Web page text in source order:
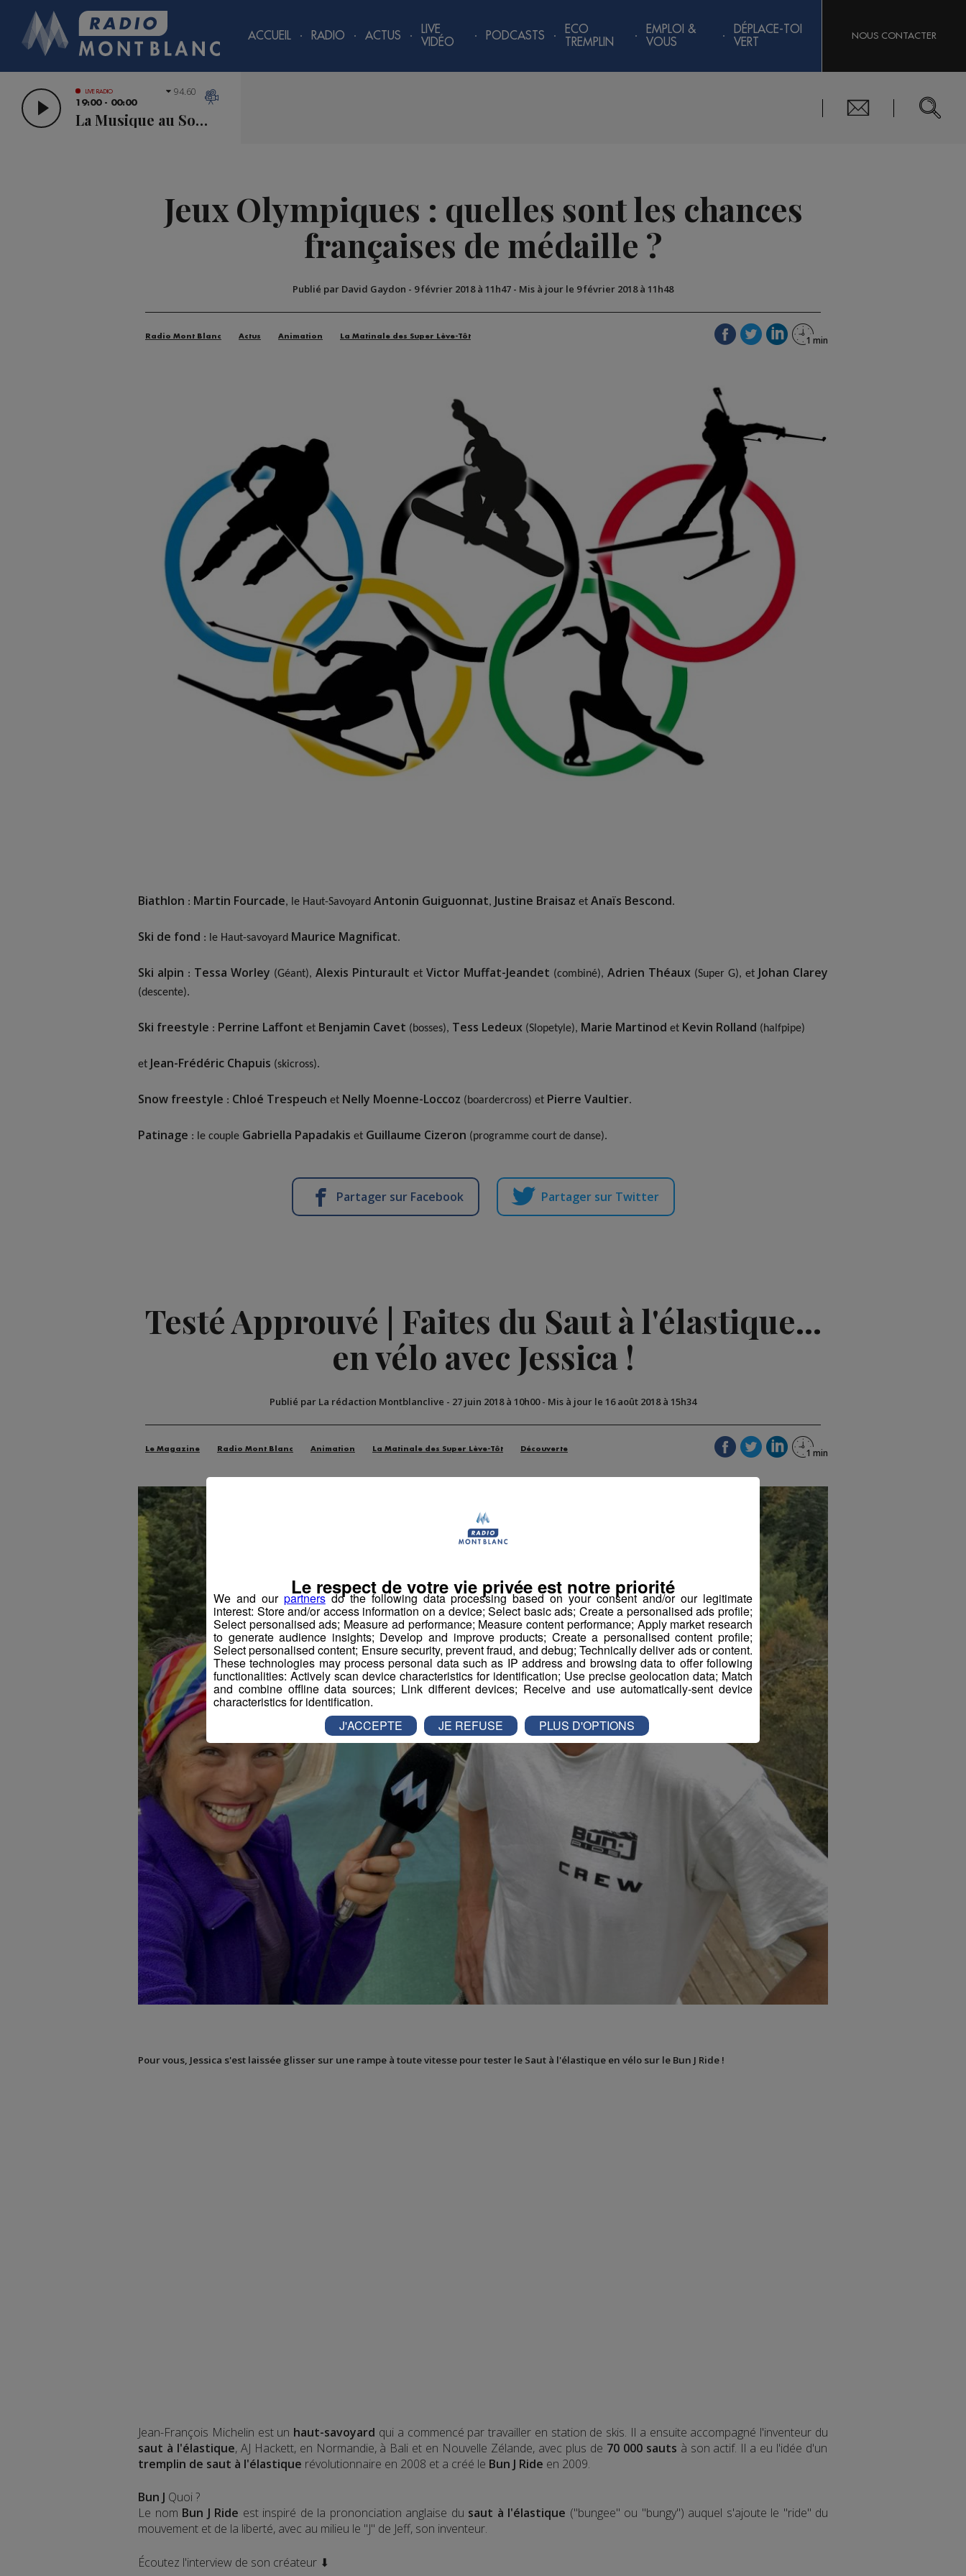
ACCUEIL RADIO ACTUS
LIVE
VIDÉO
PODCASTS
ECO
TREMPLIN
EMPLOI &
VOUS
DÉPLACE-TOI
VERT
NOUS CONTACTER
LIVE RADIO
19:00 - 00:00
La Musique au Sommet
94.60
Jeux Olympiques : quelles sont les chances
françaises de médaille ?
Publié par David Gaydon - 9 février 2018 à 11h47 - Mis à jour le 9 février 2018 à 11h48
Radio Mont Blanc Actus Animation La Matinale des Super Lève-Tôt
Biathlon : Martin Fourcade, le Haut-Savoyard Antonin Guiguonnat, Justine Braisaz et Anaïs Bescond.
Ski de fond : le Haut-savoyard Maurice Magnificat.
Ski alpin : Tessa Worley (Géant), Alexis Pinturault et Victor Muffat-Jeandet (combiné), Adrien Théaux (Super G), et Johan Clarey
(descente).
Ski freestyle : Perrine Laffont et Benjamin Cavet (bosses), Tess Ledeux (Slopetyle), Marie Martinod et Kevin Rolland (halfpipe)
et Jean-Frédéric Chapuis (skicross).
Snow freestyle : Chloé Trespeuch et Nelly Moenne-Loccoz (boardercross) et Pierre Vaultier.
Patinage : le couple Gabriella Papadakis et Guillaume Cizeron (programme court de danse).
Partager sur Facebook Partager sur Twitter
Testé Approuvé | Faites du Saut à l'élastique...
en vélo avec Jessica !
Publié par La rédaction Montblanclive - 27 juin 2018 à 10h00- Mis à jour le 16 août 2018 à 15h34
Le Magazine Radio Mont Blanc Animation La Matinale des Super Lève-Tôt Découverte
Pour vous, Jessica s'est laissée glisser sur une rampe à toute vitesse pour tester le Saut à l'élastique en vélo sur le Bun J Ride !
Jean-François Michelin est un haut-savoyard qui a commencé par travailler en station de skis. Il a ensuite accompagné l'inventeur du
saut à l'élastique, AJ Hackett, en Normandie, à Bali et en Nouvelle Zélande, avec plus de 70 000 sauts à son actif. Il a eu l'idée d'un
tremplin de saut à l'élastique révolutionnaire en 2008 et a créé le Bun J Ride en 2009.
Bun J Quoi ?
Le nom Bun J Ride est inspiré de la prononciation anglaise du saut à l'élastique ("bungee" ou "bungy") auquel s'ajoute le "ride" du
mouvement et de la liberté, avec au milieu le "J" de Jeff, son inventeur.
Écoutez l'interview de son créateur ⬇
We and our partnersdo the following data processing based on your consent and/or our legitimate
interest: Store and/or access information on a device; Select basic ads; Create a personalised ads profile;
Select personalised ads; Measure ad performance; Measure content performance; Apply market research
to generate audience insights; Develop and improve products; Create a personalised content profile;
Select personalised content; Ensure security, prevent fraud, and debug; Technically deliver ads or content.
These technologies may process personal data such as IP address and browsing data to offer following
functionalities: Actively scan device characteristics for identification; Use precise geolocation data; Match
and combine offline data sources; Link different devices; Receive and use automatically-sent device
characteristics for identification.
Le respect de votre vie privée est notre priorité
J'ACCEPTE JE REFUSE PLUS D'OPTIONS